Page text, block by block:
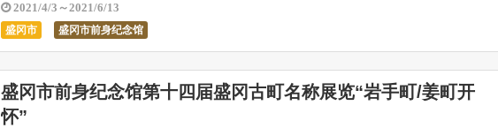
2021/4/3～2021/6/13
盛冈市 盛冈市前身纪念馆
盛冈市前身纪念馆第十四届盛冈古町名称展览“岩手町/姜町开
怀”